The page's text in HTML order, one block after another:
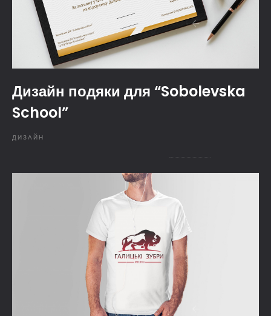
Дизайн подяки для “Sobolevska
School”
ДИЗАЙН